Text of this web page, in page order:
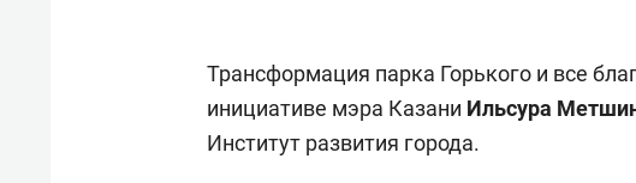
Трансформация парка Горького и все
инициативе мэра Казани Ильсура
Институт развития города.